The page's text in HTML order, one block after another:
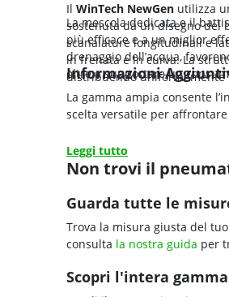
La mescola dedicata e il
più efficace e a un miglior
drenaggio dell’acqua,
oltre a supportare un
Il WinTech NewGen utilizza
sostenuta da un disegno del
scanalature longitudinali e
in frenata e in curva. La
distribuendo uniformemente
Informazioni
La gamma ampia consente
scelta versatile per
Leggi tutto
Non trovi il
Guarda tutte le
Trova la misura giusta del tuo
consulta la nostra guida per
Scopri l'intera